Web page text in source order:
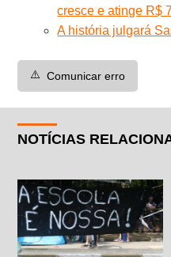
cresce e atinge R$
A história julgará
⚠️ Comunicar erro
NOTÍCIAS